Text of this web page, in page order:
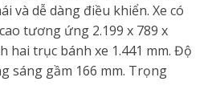
và dễ dàng điều khiển. Xe có
tương ứng 2.199 x 789 x
hai trục bánh xe 1.441 mm. Độ
sáng gầm 166 mm. Trọng